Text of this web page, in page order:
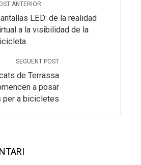
ANTERIOR
LED: de la realidad
a la visibilidad de la
SEGÜENT POST
de Terrassa
a posar
per a bicicletes